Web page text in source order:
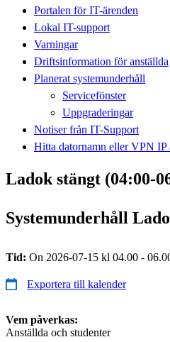
Portalen för IT-ärenden
Lokal IT-support
Varningar
Driftsinformation för anställda
Planerat systemunderhåll
Servicefönster
Uppgraderingar
Notiser från IT-Support
Hitta datornamn eller VPN
Ladok stängt (04:00-
Systemunderhåll
Tid: On 2026-07-15 kl 04.00 -
Exportera till kalender
Vem påverkas:
Anställda och studenter